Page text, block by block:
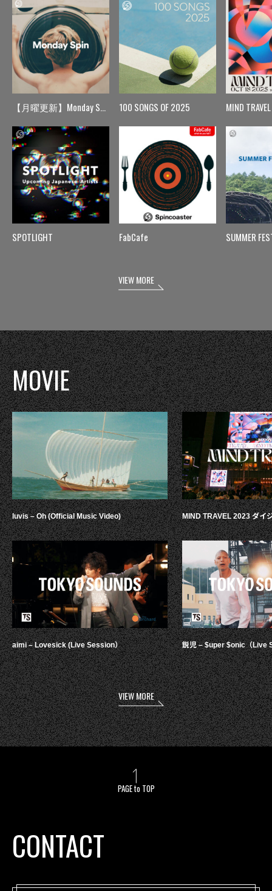
【月曜更新】Monday Spin
SPOTLIGHT
100 SONGS OF 2025
FabCafe
MIND TRAVEL
SUMMER
VIEW MORE
MOVIE
luvis – Oh (Official Music Video)
aimi – Lovesick (Live Session）
MIND TRAVEL 2023 ダイ
鋭児 – $uper $onic（Live
VIEW MORE
PAGE to TOP
CONTACT